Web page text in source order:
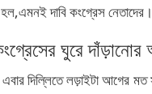
দাবি কংগ্রেস নেতাদের।
ঘুরে
দিল্লিতে লড়াইটা আগের